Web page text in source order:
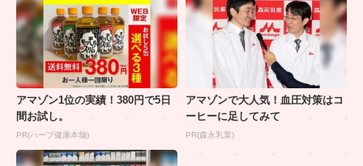
アマゾン1位の実績！380円で5日
間お試し。
PR(ハーブ健康本舗)
アマゾンで大人気！血圧対策はコ
ーヒーに足してみて
PR(森永乳業)